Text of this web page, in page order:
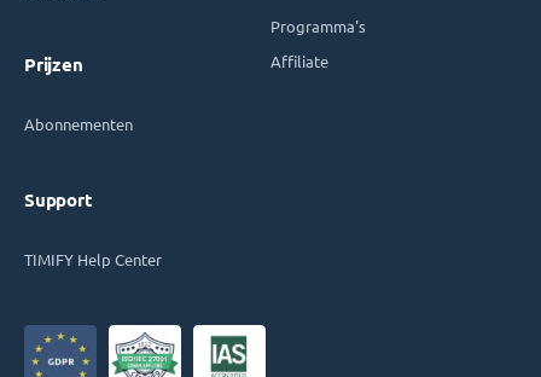
Prijzen
Abonnementen
Support
TIMIFY Help Center
Programma's
Affiliate